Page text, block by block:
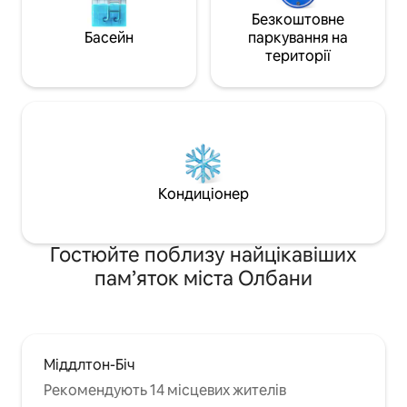
Басейн
Безкоштовне
паркування на
території
Кондиціонер
Гостюйте поблизу найцікавіших
пам’яток міста Олбани
Міддлтон-Біч
Рекомендують 14 місцевих жителів